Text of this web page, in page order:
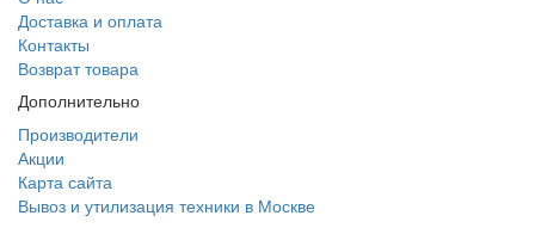
Доставка и оплата
Контакты
Возврат товара
Дополнительно
Производители
Акции
Карта сайта
Вывоз и утилизация техники в Москве